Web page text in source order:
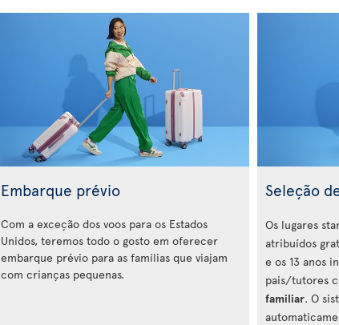
Embarque prévio
Com a exceção dos voos para os Estados
Unidos, teremos todo o gosto em oferecer
embarque prévio para as famílias que viajam
com crianças pequenas.
Seleção
Os lugares
atribuídos
e os 13 anos
pais/tutores
familiar. O